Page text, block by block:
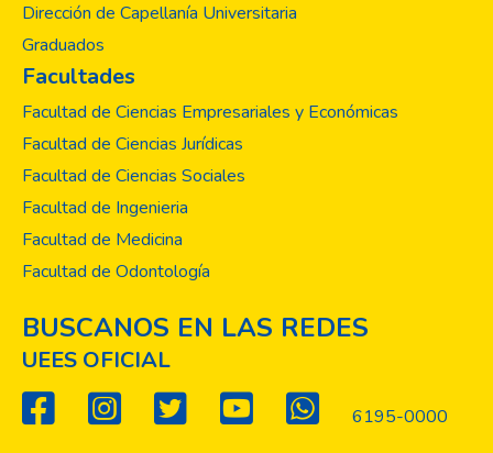
Dirección de Capellanía Universitaria
Graduados
Facultades
Facultad de Ciencias Empresariales y Económicas
Facultad de Ciencias Jurídicas
Facultad de Ciencias Sociales
Facultad de Ingenieria
Facultad de Medicina
Facultad de Odontología
BUSCANOS EN LAS REDES
UEES OFICIAL
6195-0000